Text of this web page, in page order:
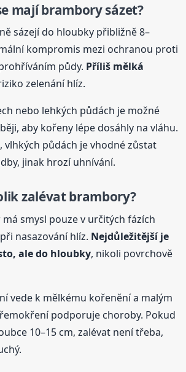
majíbramborysázet?
sázejí do hloubky přibližně 8–
kompromis mezi ochranou proti
půdy. Příliš mělká
zelenání hlíz.
nebo lehkých půdách je možné
aby kořeny lépe dosáhly na vláhu.
vlhkých půdách je vhodné zůstat
jinak hrozí uhnívání.
zalévatbrambory?
smysl pouze v určitých fázích
nasazování hlíz. Nejdůležitější je
ale do hloubky, nikoli povrchově
vede k mělkému kořenění a malým
podporuje choroby. Pokud
10–15 cm, zalévat není třeba,